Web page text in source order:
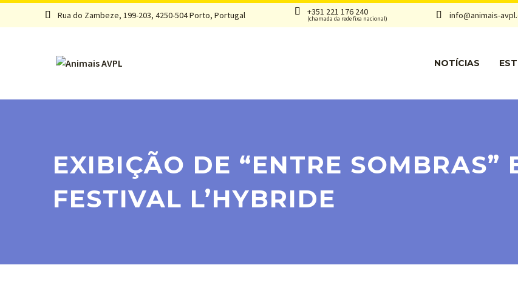

 Rua do Zambeze, 199-203, 4250-504 Porto, Portugal 
 +351 221 176 240
(chamada da rede fixa nacional) 
 info@animais-
NOTÍCIAS
EXIBIÇÃO DE “ENTRE SOMBRAS”
FESTIVAL L’HYBRIDE